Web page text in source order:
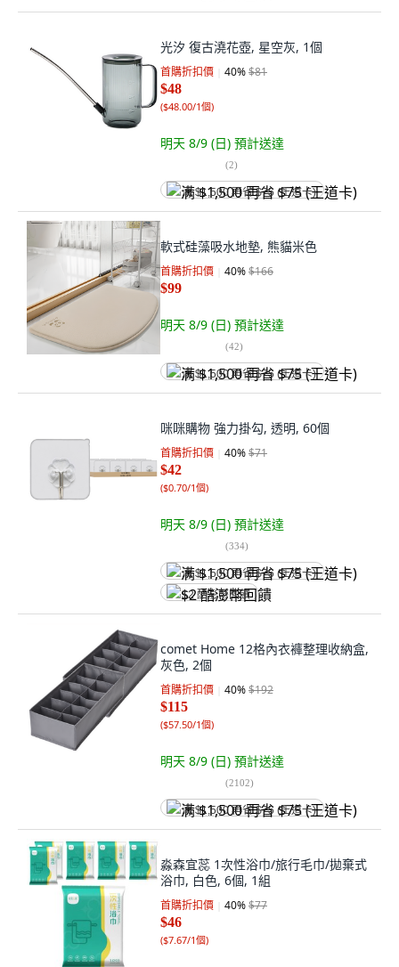
光汐 復古澆花壺, 星空灰, 1個
首購折扣價 40%$81
$48
($48.00/1個)
明天 8/9 (日) 預計送達
(2)
满 $1,500 再省 $75 (王道卡)
軟式硅藻吸水地墊, 熊貓米色
首購折扣價 40%$166
$99
明天 8/9 (日) 預計送達
(42)
满 $1,500 再省 $75 (王道卡)
咪咪購物 強力掛勾, 透明, 60個
首購折扣價 40%$71
$42
($0.70/1個)
明天 8/9 (日) 預計送達
(334)
满 $1,500 再省 $75 (王道卡)
$2 酷澎幣回饋
comet Home 12格內衣褲整理收納盒,
灰色, 2個
首購折扣價 40%$192
$115
($57.50/1個)
明天 8/9 (日) 預計送達
(2102)
满 $1,500 再省 $75 (王道卡)
淼森宜蕊 1次性浴巾/旅行毛巾/拋棄式
浴巾, 白色, 6個, 1組
首購折扣價 40%$77
$46
($7.67/1個)